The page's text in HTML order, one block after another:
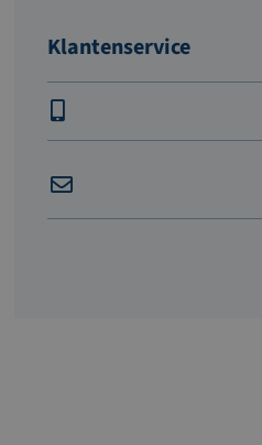
Klantenservice